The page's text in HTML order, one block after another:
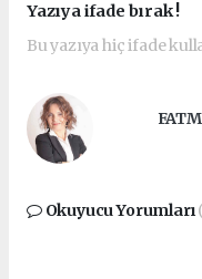
Yazıya ifade bırak !
Bu yazıya hiç ifade
Okuyucu Yorumları